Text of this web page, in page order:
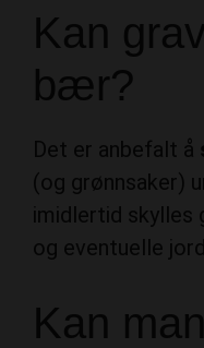
Kan
bær?
Det er anbefalt å
(og grønnsaker)
imidlertid skylles
og eventuelle
Kan